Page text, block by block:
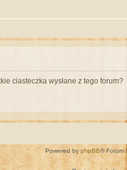
ciasteczka wysłane z tego forum?
Powered by phpBB® Forum